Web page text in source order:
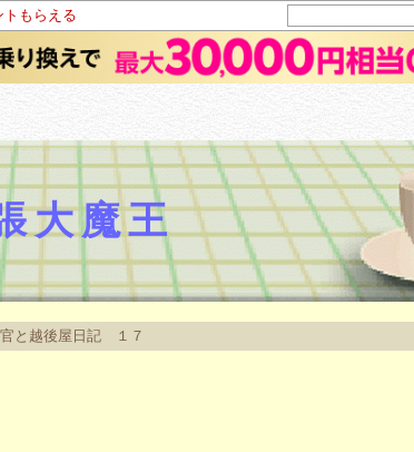
トもらえる
大魔王
と越後屋日記 １７